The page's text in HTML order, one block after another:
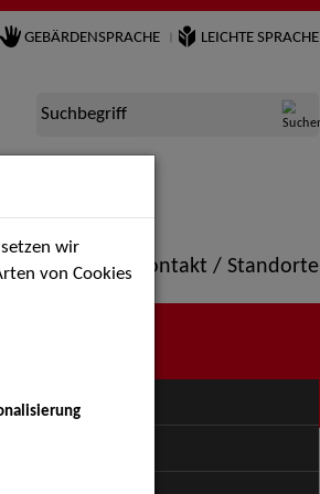
GEBÄRDENSPRACHE LEICHTE SPRACHE
Suchbegriff
Portfolio Kontakt / Standorte
wir
von Cookies